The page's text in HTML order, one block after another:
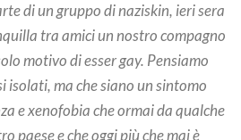
di un gruppo di naziskin, ieri sera
tra amici un nostro compagno
motivo di esser gay. Pensiamo
isolati, ma che siano un sintomo
e xenofobia che ormai da qualche
paese e che oggi più che mai è